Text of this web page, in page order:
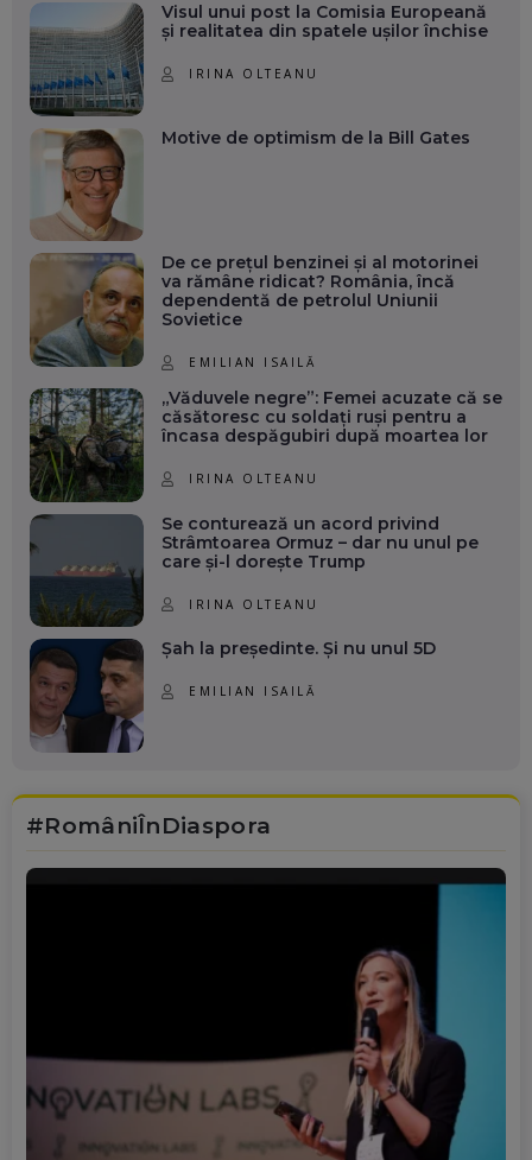
Visul unui post la Comisia Europeană
și realitatea din spatele ușilor închise
IRINA OLTEANU
Motive de optimism de la Bill Gates
De ce prețul benzinei și al motorinei
va rămâne ridicat? România, încă
dependentă de petrolul Uniunii
Sovietice
EMILIAN ISAILĂ
„Văduvele negre”: Femei acuzate că se
căsătoresc cu soldați ruși pentru a
încasa despăgubiri după moartea lor
IRINA OLTEANU
Se conturează un acord privind
Strâmtoarea Ormuz – dar nu unul pe
care și-l dorește Trump
IRINA OLTEANU
Șah la președinte. Și nu unul 5D
EMILIAN ISAILĂ
#RomâniÎnDiaspora